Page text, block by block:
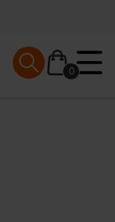
0
Mobile menu